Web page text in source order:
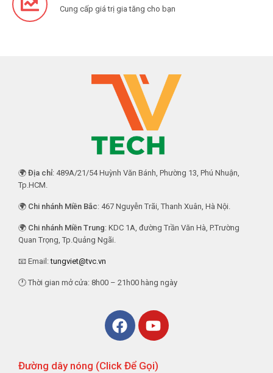
Cung cấp giá trị gia tăng cho bạn
🌍 Địa chỉ: 489A/21/54 Huỳnh Văn Bánh, Phường 13, Phú Nhuận,
Tp.HCM.
🌍 Chi nhánh Miền Bắc: 467 Nguyễn Trãi, Thanh Xuân, Hà Nội.
🌍 Chi nhánh Miền Trung: KDC 1A, đường Trần Văn Hà, P.Trường
Quan Trọng, Tp.Quảng Ngãi.
📧 Email:tungviet@tvc.vn
🕐 Thời gian mở cửa: 8h00 – 21h00 hàng ngày
Đường dây nóng (Click Để Gọi)